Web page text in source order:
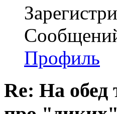
Профиль
Re: На обед